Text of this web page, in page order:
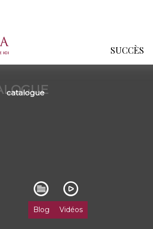
SUCCÈS
catalogue
Blog Vidéos